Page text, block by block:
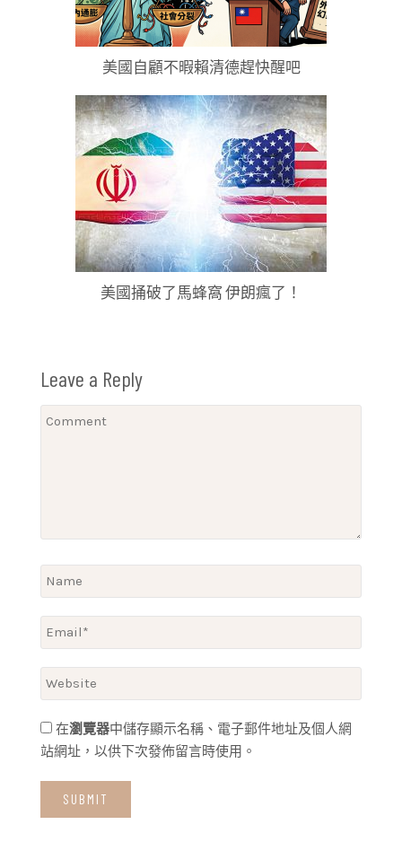
美國自顧不暇賴清德趕快醒吧
美國捅破了馬蜂窩 伊朗瘋了！
Leave a Reply
在瀏覽器中儲存顯示名稱、電子郵件地址及個人網
站網址，以供下次發佈留言時使用。